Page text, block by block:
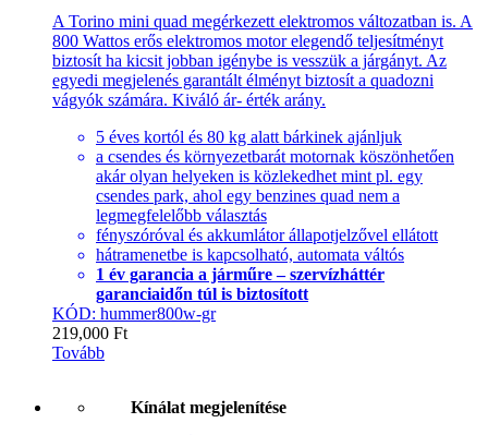
A Torino mini quad megérkezett elektromos változatban is. A
800 Wattos erős elektromos motor elegendő teljesítményt
biztosít ha kicsit jobban igénybe is vesszük a járgányt. Az
egyedi megjelenés garantált élményt biztosít a quadozni
vágyók számára. Kiváló ár- érték arány.
5 éves kortól és 80 kg alatt bárkinek ajánljuk
a csendes és környezetbarát motornak köszönhetően
akár olyan helyeken is közlekedhet mint pl. egy
csendes park, ahol egy benzines quad nem a
legmegfelelőbb választás
fényszóróval és akkumlátor állapotjelzővel ellátott
hátramenetbe is kapcsolható, automata váltós
1 év garancia a járműre – szervízháttér
garanciaidőn túl is biztosított
KÓD: hummer800w-gr
219,000 Ft
Tovább
Kínálat megjelenítése